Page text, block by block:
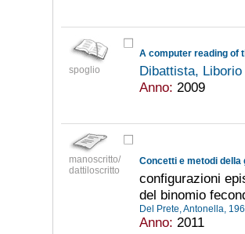
spoglio
A computer reading of
Dibattista, Liborio
Anno: 2009
manoscritto/
dattiloscritto
configurazioni
del binomio
Del Prete, Antonella,
Anno: 2011